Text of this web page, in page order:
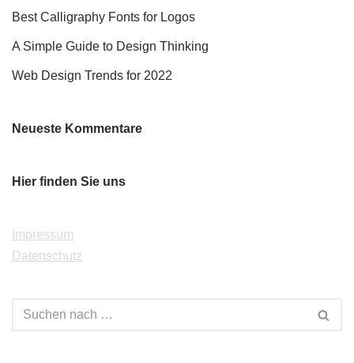
Best Calligraphy Fonts for Logos
A Simple Guide to Design Thinking
Web Design Trends for 2022
Neueste Kommentare
Hier finden Sie uns
Impressum
Datenschutz